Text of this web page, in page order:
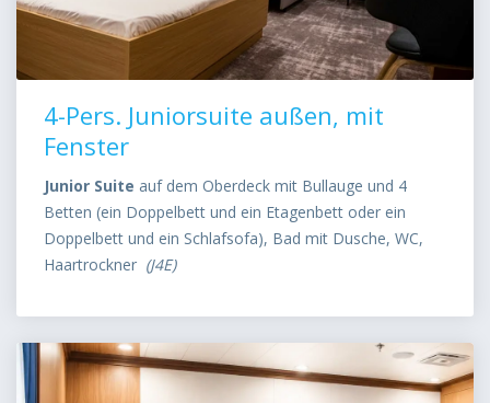
4-Pers. Juniorsuite außen, mit
Fenster
Junior Suite auf dem Oberdeck mit Bullauge und 4
Betten (ein Doppelbett und ein Etagenbett oder ein
Doppelbett und ein Schlafsofa), Bad mit Dusche, WC,
Haartrockner (J4E)